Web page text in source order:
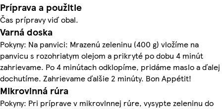
Príprava a použitie
Čas prípravy viď obal.
Varná doska
Pokyny: Na panvici: Mrazenú zeleninu (400 g) vložíme na
panvicu s rozohriatym olejom a prikryté po dobu 4 minút
zahrievame. Po 4 minútach odklopíme, pridáme maslo a ďalej
dochutíme. Zahrievame ďalšie 2 minúty. Bon Appétit!
Mikrovlnná rúra
Pokyny: Pri príprave v mikrovlnnej rúre, vysypte zeleninu do